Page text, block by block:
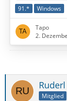
91.* Windows
Tapo
2.
Ruderl
Mitglied